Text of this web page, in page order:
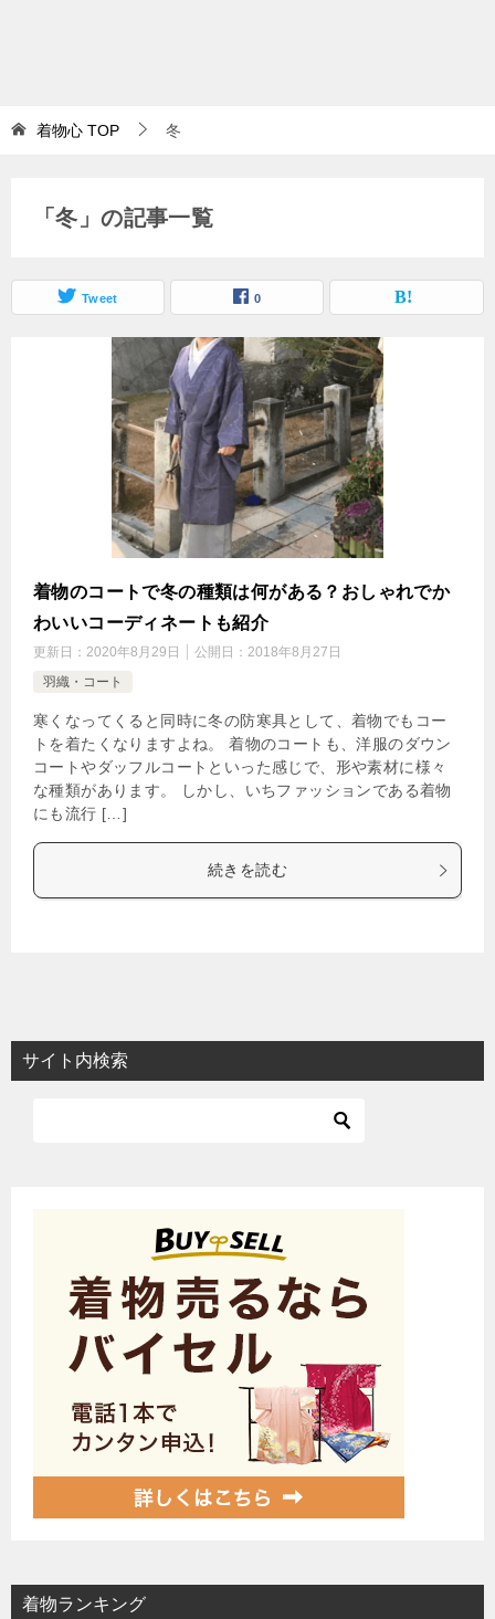
着物心 TOP 冬
「冬」の記事一覧
Tweet 0
着物のコートで冬の種類は何がある？おしゃれでか
わいいコーディネートも紹介
更新日： 2020年8月29日 公開日： 2018年8月27日
羽織・コート
寒くなってくると同時に冬の防寒具として、着物でもコー
トを着たくなりますよね。 着物のコートも、洋服のダウン
コートやダッフルコートといった感じで、形や素材に様々
な種類があります。 しかし、いちファッションである着物
にも流行 […]
続きを読む
サイト内検索
着物ランキング